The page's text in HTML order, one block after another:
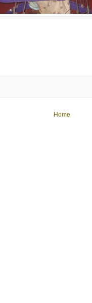
Home